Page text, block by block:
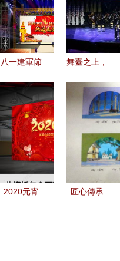
八一建軍節
臺背景設計
靈感與素材
應用全案解
析
舞臺之上，
大連藝術學
院師生為人
民大會堂描
繪“東方美
學”
2020元宵
匠心傳承